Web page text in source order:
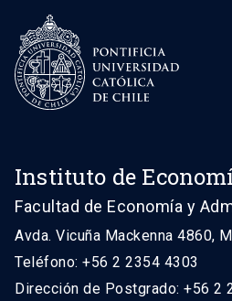
Instituto de
Facultad de Economía y
Avda. Vicuña Mackenna 4860,
Teléfono: +56 2 2354 4303
Dirección de Postgrado: +56 2